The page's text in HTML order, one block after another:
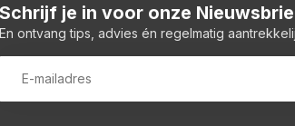
Schrijf je in voor onze
En ontvang tips, advies én regelmatig